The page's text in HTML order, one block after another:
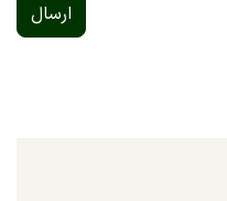
ارسال